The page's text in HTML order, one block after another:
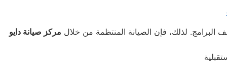
البرامج. لذلك، فإن الصيانة المنتظمة من خلال مركز صيانة دايو